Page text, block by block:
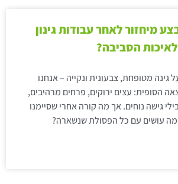
מיחזור לאחר עבודות גינון
הסביבה?
גינה מטופחת, צבעונית ונקייה – אנחנו
הסופית: עצים ירוקים, פרחים מרהיבים,
גישה נוחים. אך מה קורה אחרי שסיימנו
מה עושים עם כל הפסולת שנשארה?